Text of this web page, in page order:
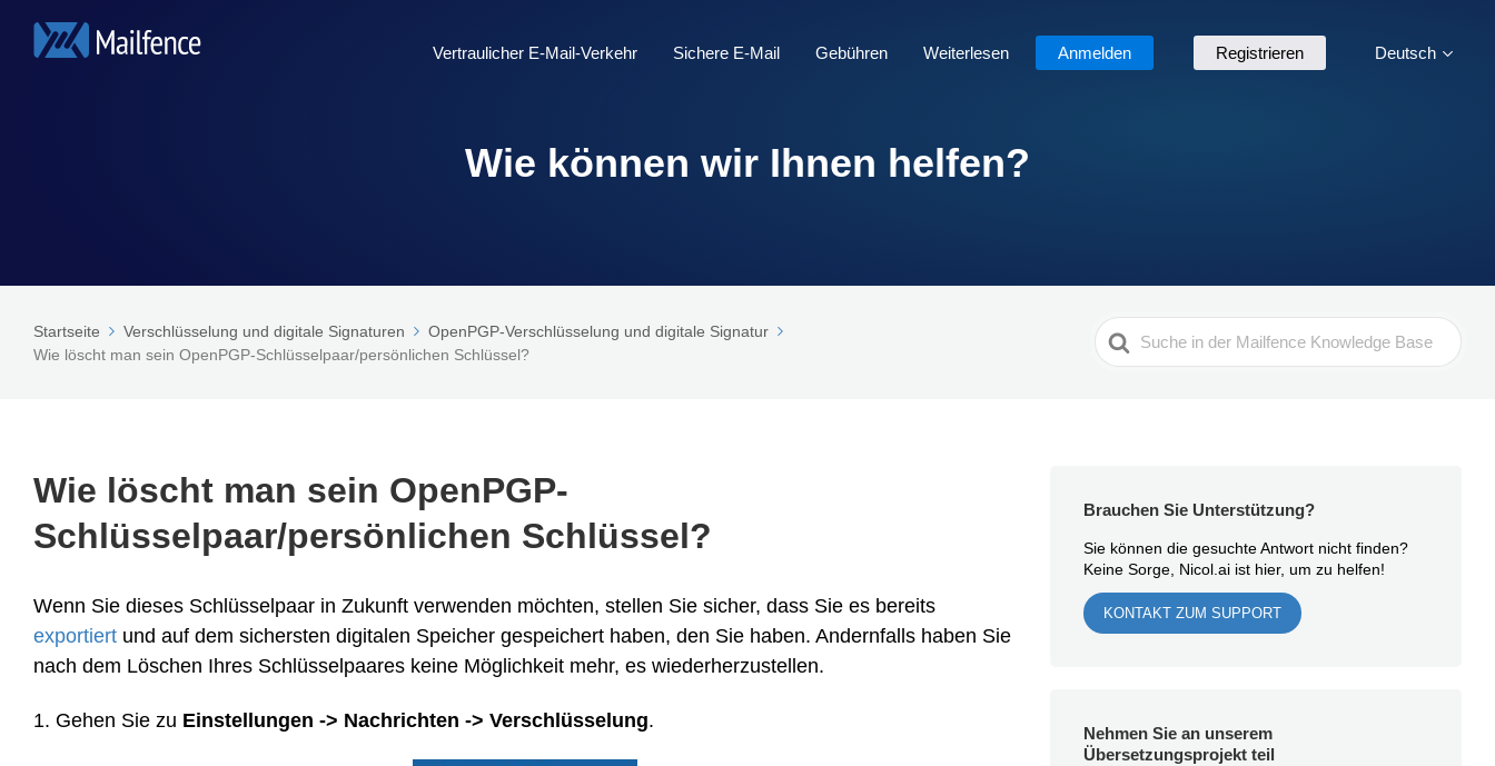
Vertraulicher E-Mail-Verkehr Sichere E-Mail Gebühren Weiterlesen Anmelden Registrieren Deutsch
Wie können wir Ihnen helfen?
Startseite Verschlüsselung und digitale Signaturen
OpenPGP-Verschlüsselung und digitale Signatur
Wie löscht man sein OpenPGP-Schlüsselpaar/persönlichen Schlüssel?
Search
For
Wie löscht man sein OpenPGP-
Schlüsselpaar/persönlichen Schlüssel?
Wenn Sie dieses Schlüsselpaar in Zukunft verwenden möchten, stellen Sie sicher, dass Sie es bereits
exportiert und auf dem sichersten digitalen Speicher gespeichert haben, den Sie haben. Andernfalls haben Sie
nach dem Löschen Ihres Schlüsselpaares keine Möglichkeit mehr, es wiederherzustellen.
1. Gehen Sie zu Einstellungen -> Nachrichten -> Verschlüsselung.
Brauchen Sie Unterstützung?
Sie können die gesuchte Antwort nicht finden?
Keine Sorge, Nicol.ai ist hier, um zu helfen!
KONTAKT ZUM SUPPORT
Nehmen Sie an unserem
Übersetzungsprojekt teil